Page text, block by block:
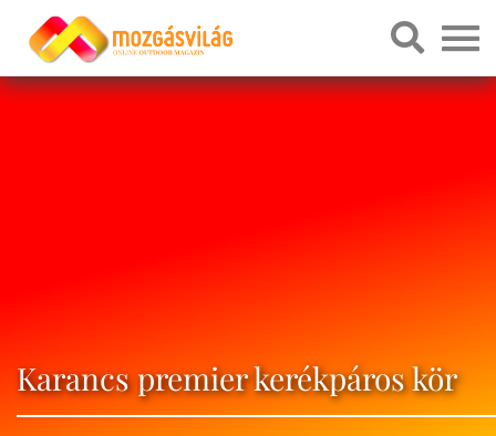
Karancs premier kerékpáros kör